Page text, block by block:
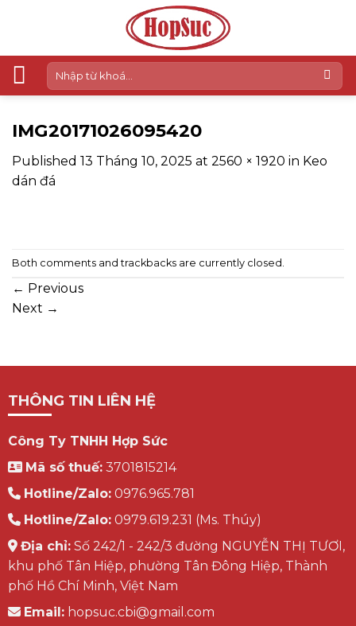
Tìm
kiếm:
IMG20171026095420
Published 13 Tháng 10, 2025 at 2560 × 1920 in Keo
dán đá
Both comments and trackbacks are currently closed.
← Previous
Next →
THÔNG TIN LIÊN HỆ
Công Ty TNHH Hợp Sức
Mã số thuế:3701815214
Hotline/Zalo:0976.965.781
Hotline/Zalo:0979.619.231 (Ms. Thúy)
Địa chỉ:Số 242/1 - 242/3 đường NGUYỄN THỊ TƯƠI,
khu phố Tân Hiệp, phường Tân Đông Hiệp, Thành
phố Hồ Chí Minh, Việt Nam
Email:hopsuc.cbi@gmail.com